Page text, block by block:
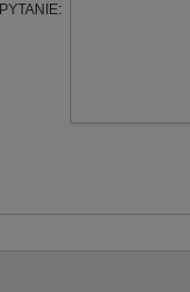
PYTANIE: